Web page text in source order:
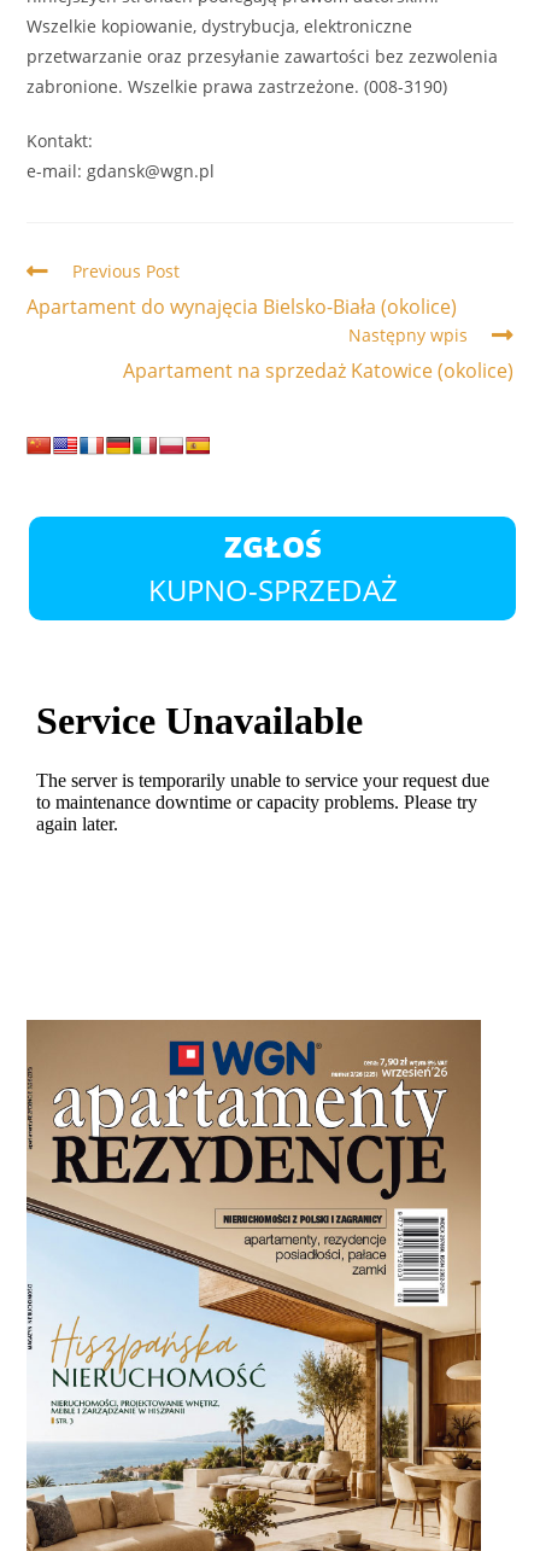
Wszelkie kopiowanie, dystrybucja, elektroniczne
przetwarzanie oraz przesyłanie zawartości bez zezwolenia
zabronione. Wszelkie prawa zastrzeżone. (008-3190)
Kontakt:
e-mail: gdansk@wgn.pl
Read
articles
Previous Post
Apartament do wynajęcia Bielsko-Biała (okolice)
Następny wpis
Apartament na sprzedaż Katowice (okolice)
ZGŁOŚ
KUPNO-SPRZEDAŻ